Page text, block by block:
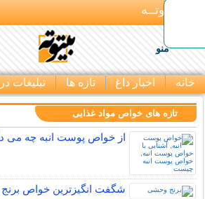
بـیتوتــه
منو
خانه اخبار داغ تازه ها تبلیغات
تازه های خواص مواد غذایی
از خواص پوست انبه چه می
شگفت انگیزترین خواص